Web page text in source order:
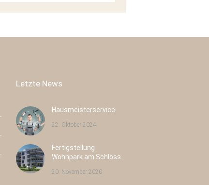
Pulsnitzer Straße 40
Radeberg
43
Großenhain
Letzte News
Hausmeisterservice
22. Oktober 2024
Fertigstellung
Wohnpark am Schloss
20. November 2020